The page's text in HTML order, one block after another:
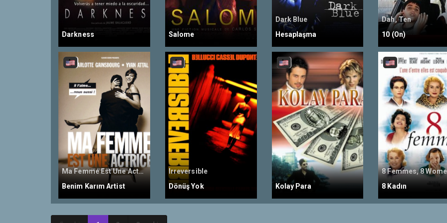
Darkness Salome
Dark Blue
Hesaplaşma
Dah, Ten
10 (On)
Ma Femme Est Une Actrice, My Wife Is an Actress
Benim Karım Artist
Irreversible
Dönüş Yok
Kolay Para
8 Femmes, 8
8 Kadın